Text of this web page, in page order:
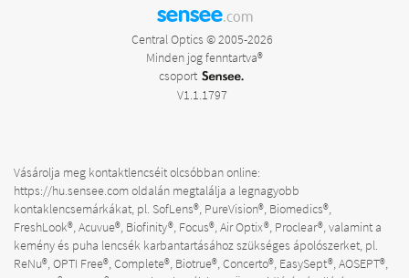
sensee.com
Central Optics © 2005-2026
Minden jog fenntartva®
csoport
V1.1.1797
Vásárolja meg kontaktlencséit olcsóbban online:
https://hu.sensee.comoldalán megtalálja a legnagyobb
kontaklencsemárkákat, pl. SofLens®, PureVision®, Biomedics®,
FreshLook®, Acuvue®, Biofinity®, Focus®, Air Optix®, Proclear®, valamint a
kemény és puha lencsék karbantartásához szükséges ápolószerket, pl.
ReNu®, OPTI Free®, Complete®, Biotrue®, Concerto®, EasySept®, AOSEPT®,